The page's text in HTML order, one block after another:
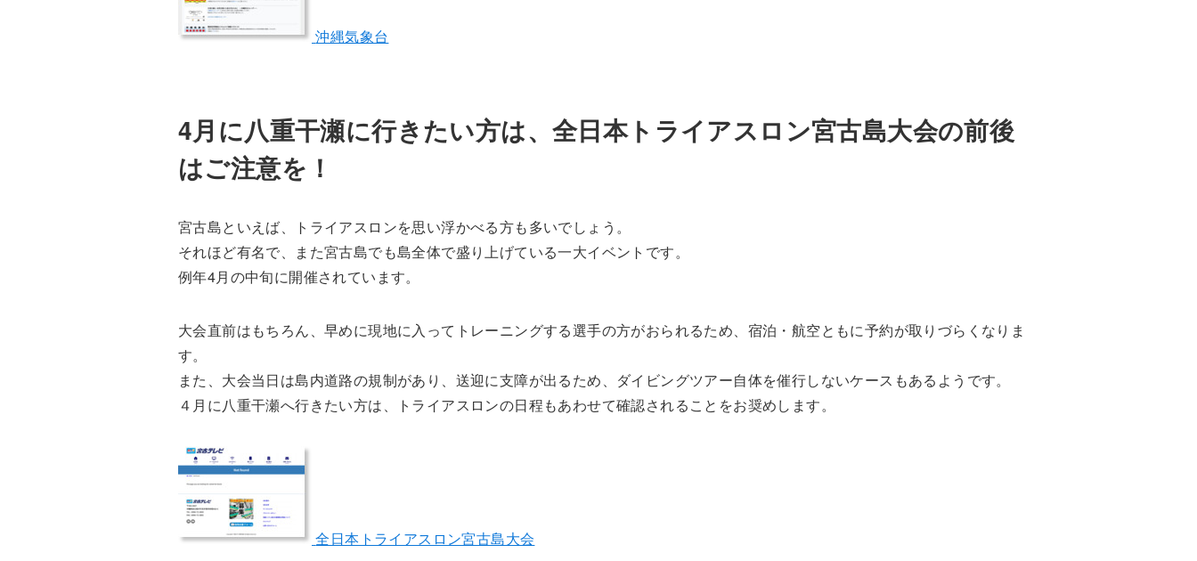
沖縄気象台
4月に八重干瀬に行きたい方は、全日本トライアスロン宮古島大会の前後
はご注意を！
宮古島といえば、トライアスロンを思い浮かべる方も多いでしょう。
それほど有名で、また宮古島でも島全体で盛り上げている一大イベントです。
例年4月の中旬に開催されています。
大会直前はもちろん、早めに現地に入ってトレーニングする選手の方がおられるため、宿泊・航空ともに予約が取りづらくなりま
す。
また、大会当日は島内道路の規制があり、送迎に支障が出るため、ダイビングツアー自体を催行しないケースもあるようです。
４月に八重干瀬へ行きたい方は、トライアスロンの日程もあわせて確認されることをお奨めします。
全日本トライアスロン宮古島大会